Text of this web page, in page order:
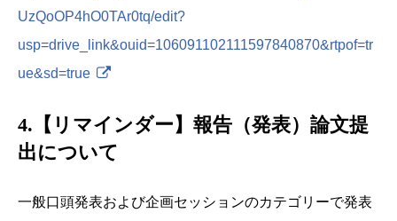
UzQoOP4hO0TAr0tq/edit?
usp=drive_link&ouid=106091102111597840870&rtpof=tr
ue&sd=true
4.【リマインダー】報告（発表）論文提
出について
一般口頭発表および企画セッションのカテゴリーで発表